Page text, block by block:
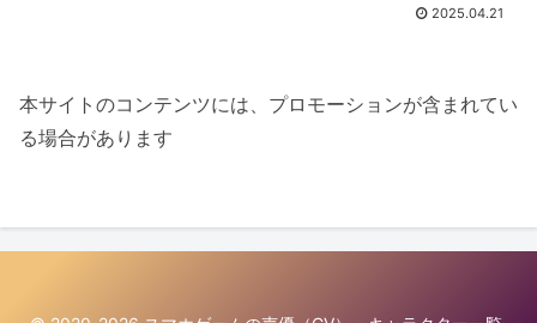
2025.04.21
本サイトのコンテンツには、プロモーションが含まれてい
る場合があります